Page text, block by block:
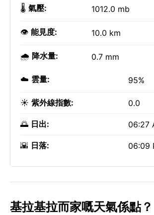
🌡️ 氣壓: 1012.0 mb
👁️ 能見度: 10.0 km
🌧️ 降水量: 0.7 mm
☁️ 雲量: 95%
☀️ 紫外線指數: 0.0
🌅 日出: 06:27
🌇 日落: 06:09
基拉基拉而家嘅天氣係點？